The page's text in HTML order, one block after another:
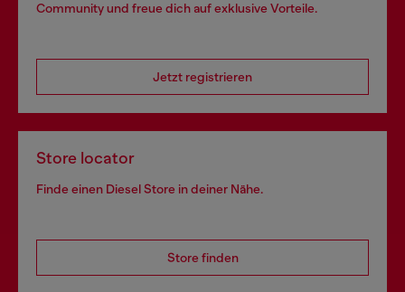
Community und freue dich auf exklusive Vorteile.
Jetzt registrieren
Store locator
Finde einen Diesel Store in deiner Nähe.
Store finden